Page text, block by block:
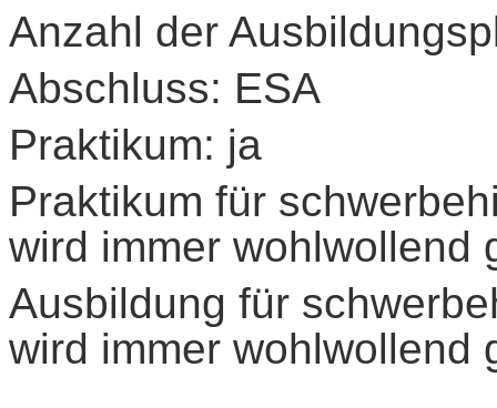
Anzahl der
Abschluss: ESA
Praktikum: ja
Praktikum für
wird immer wohlwollend
Ausbildung für
wird immer wohlwollend